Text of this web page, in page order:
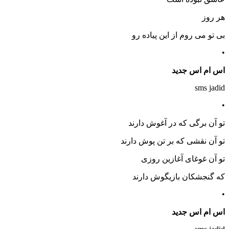
هر روز
بی تو می روم از این پیاده رو
•
اس ام اس جدید
sms jadid
•
تو آن برگی که در آغوش دارند
تو آن نقشی که بر تن پوش دارند
تو آن غوغای آغازین روزی
که گنجشکان بازیگوش دارند
•
اس ام اس جدید